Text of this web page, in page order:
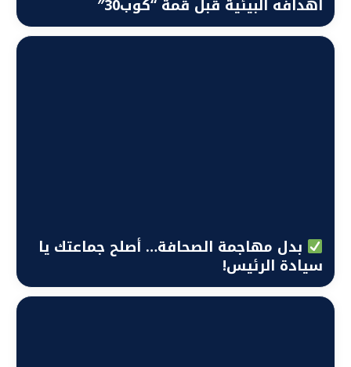
أهدافه البيئية قبل قمة “كوب30″
بدل مهاجمة الصحافة… أصلح جماعتك يا
سيادة الرئيس!